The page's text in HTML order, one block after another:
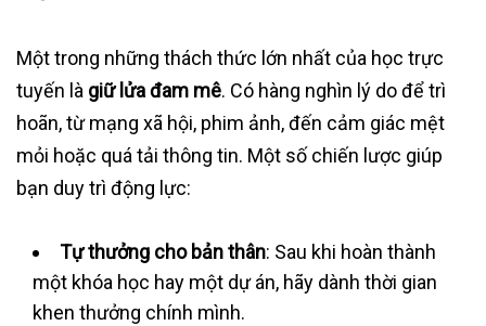
Một trong những thách thức lớn nhất của học trực
tuyến là giữ lửa đam mê. Có hàng nghìn lý do để trì
hoãn, từ mạng xã hội, phim ảnh, đến cảm giác mệt
mỏi hoặc quá tải thông tin. Một số chiến lược giúp
bạn duy trì động lực:
Tự thưởng cho bản thân: Sau khi hoàn thành
một khóa học hay một dự án, hãy dành thời gian
khen thưởng chính mình.